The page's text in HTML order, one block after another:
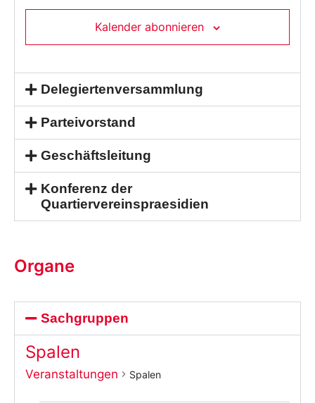
Kalender abonnieren
Delegiertenversammlung
Parteivorstand
Geschäftsleitung
Konferenz der
Quartiervereinspraesidien
Organe
Sachgruppen
Spalen
Veranstaltungen Spalen